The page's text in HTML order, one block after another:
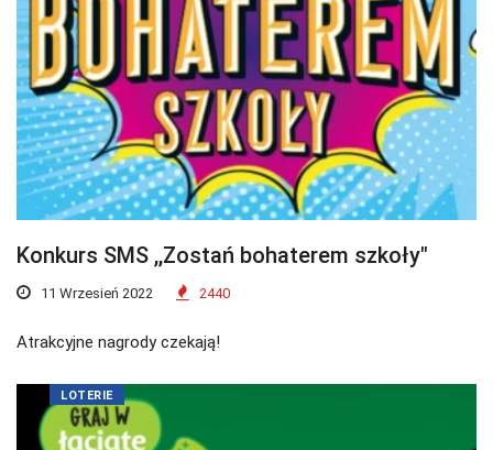
Konkurs SMS ,,Zostań bohaterem szkoły"
11 Wrzesień 2022 2440
Atrakcyjne nagrody czekają!
LOTERIE